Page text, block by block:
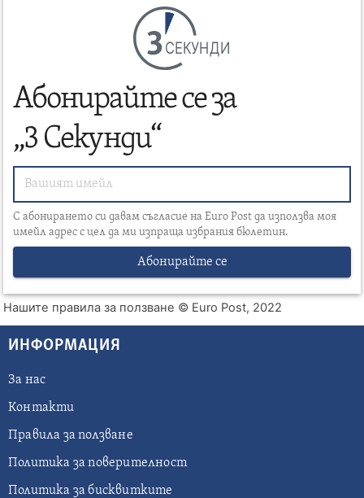
СЕКУНДИ
Абонирайте се за
„3 Секунди“
С абонирането си давам съгласие на Euro Post да използва моя
имейл адрес с цел да ми изпраща избрания бюлетин.
Абонирайте се
Нашите правила за ползване © Euro Post, 2022
ИНФОРМАЦИЯ
За нас
Контакти
Правила за ползване
Политика за поверителност
Политика за бисквитките